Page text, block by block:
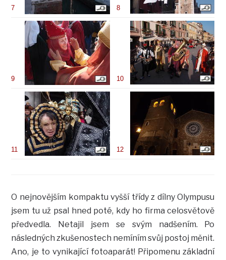
7 8
9 10
11 12
O nejnovějším kompaktu vyšší třídy z dílny Olympusu
jsem tu už psal hned poté, kdy ho firma celosvětově
předvedla. Netajil jsem se svým nadšením. Po
následných zkušenostech nemíním svůj postoj měnit.
Ano, je to vynikající fotoaparát! Připomenu základní